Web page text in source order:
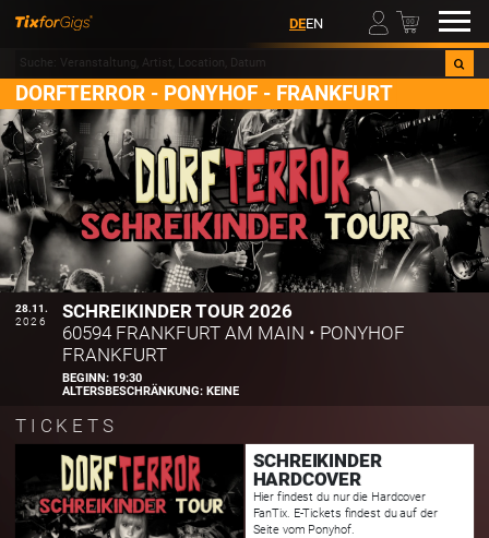
DEEN 00
DORFTERROR - PONYHOF - FRANKFURT
28.11.
2026
SCHREIKINDER TOUR 2026
60594 FRANKFURT AM MAIN • PONYHOF
FRANKFURT
BEGINN:19:30
ALTERSBESCHRÄNKUNG:KEINE
TICKETS
SCHREIKINDER
HARDCOVER
Hier findest du nur die Hardcover
FanTix. E-Tickets findest du auf der
Seite vom Ponyhof.